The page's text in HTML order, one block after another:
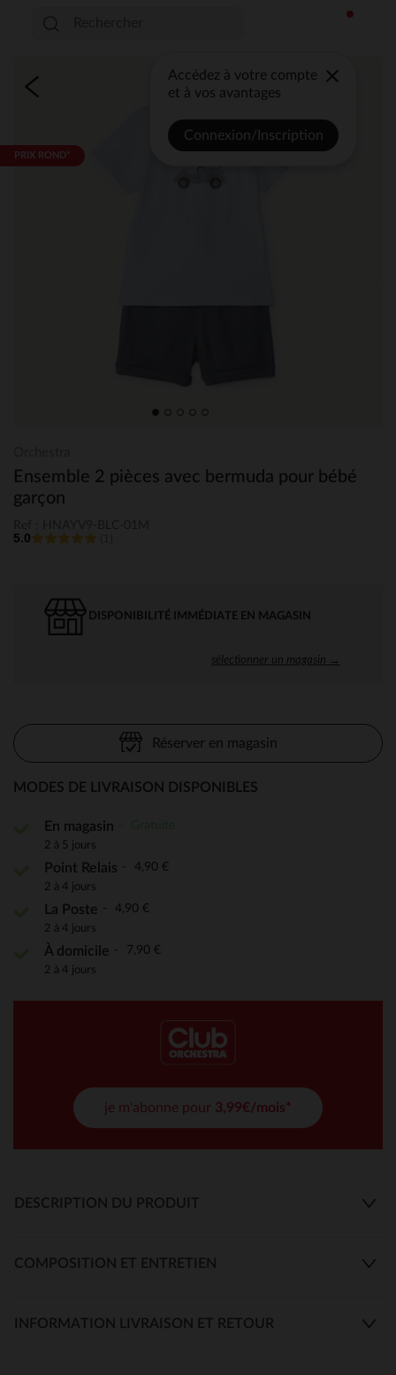
Accédez à votre compte
et à vos avantages
Connexion/Inscription
PRIX ROND*
Ensemble 2 pièces avec bermuda pour bébé
garçon
5.0
DISPONIBILITÉ IMMÉDIATE EN MAGASIN
sélectionner un magasin →
Réserver en magasin
MODES DE LIVRAISON DISPONIBLES
En magasin
2 à 5 jours
Point Relais 4,90 €
2 à 4 jours
La Poste 4,90 €
2 à 4 jours
À domicile 7,90 €
2 à 4 jours
je m'abonne pour 3,99€/mois*
DESCRIPTION DU PRODUIT
COMPOSITION ET ENTRETIEN
INFORMATION LIVRAISON ET RETOUR